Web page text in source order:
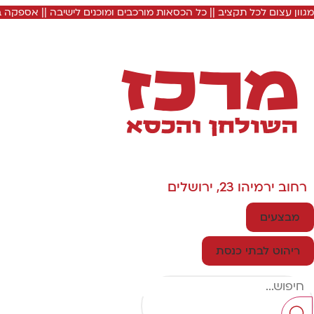
מגוון עצום לכל תקציב || כל הכסאות מורכבים ומוכנים לישיבה ||
רחוב ירמיהו 23, ירושלים
מבצעים
ריהוט לבתי כנסת
Search
...